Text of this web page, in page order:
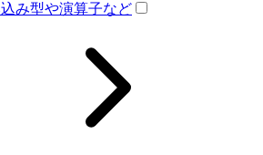
み型や演算子など